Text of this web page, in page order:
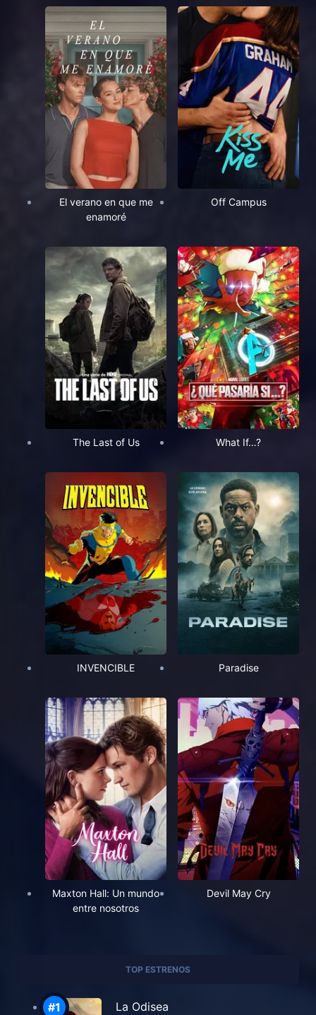
El verano en que me
enamoré
Off Campus
The Last of Us What If…?
INVENCIBLE Paradise
Maxton Hall: Un mundo
entre nosotros
Devil May Cry
TOP ESTRENOS
La Odisea